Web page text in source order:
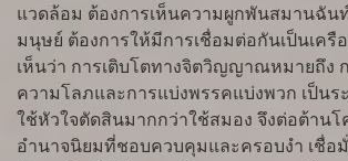
แวดล้อม ต้องการเห็นความผูกพันสมานฉัน
มนุษย์ ต้องการให้มีการเชื่อมต่อกันเป็นเครื
เห็นว่า การเติบโตทางจิตวิญญาณหมายถึง
ความโลภและการแบ่งพรรคแบ่งพวก เป็น
ใช้หัวใจตัดสินมากกว่าใช้สมอง จึงต่อต้านโ
อำนาจนิยมที่ชอบควบคุมและครอบงำ เชื่อ